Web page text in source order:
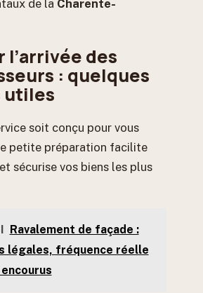
de la Charente-
l’arrivée des
: quelques
utiles
soit conçu pour vous
petite préparation facilite
sécurise vos biens les plus
Ravalement de façade :
légales, fréquence réelle